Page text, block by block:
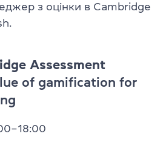
з оцінки в Cambridge
Assessment
of gamification for